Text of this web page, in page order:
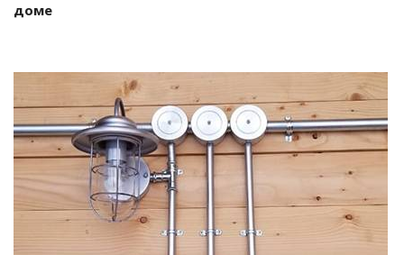
доме
Смотреть проект